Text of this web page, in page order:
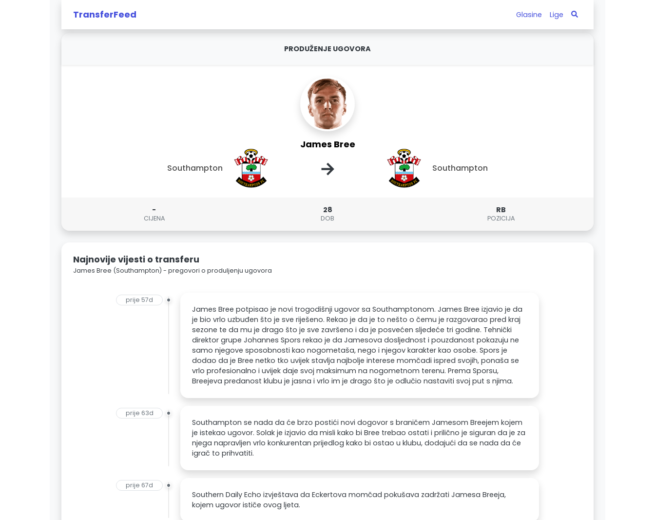
TransferFeed Glasine Lige
PRODUŽENJE UGOVORA
James Bree
Southampton → Southampton
-
CIJENA
28
DOB
RB
POZICIJA
Najnovije vijesti o transferu
James Bree (Southampton) - pregovori o produljenju ugovora
prije 57d
James Bree potpisao je novi trogodišnji ugovor sa Southamptonom. James Bree izjavio je da
je bio vrlo uzbuđen što je sve riješeno. Rekao je da je to nešto o čemu je razgovarao pred kraj
sezone te da mu je drago što je sve završeno i da je posvećen sljedeće tri godine. Tehnički
direktor grupe Johannes Spors rekao je da Jamesova dosljednost i pouzdanost pokazuju ne
samo njegove sposobnosti kao nogometaša, nego i njegov karakter kao osobe. Spors je
dodao da je Bree netko tko uvijek stavlja najbolje interese momčadi ispred svojih, ponaša se
vrlo profesionalno i uvijek daje svoj maksimum na nogometnom terenu. Prema Sporsu,
Breejeva predanost klubu je jasna i vrlo im je drago što je odlučio nastaviti svoj put s njima.
prije 63d
Southampton se nada da će brzo postići novi dogovor s braničem Jamesom Breejem kojem
je istekao ugovor. Solak je izjavio da misli kako bi Bree trebao ostati i prilično je siguran da je za
njega napravljen vrlo konkurentan prijedlog kako bi ostao u klubu, dodajući da se nada da će
igrač to prihvatiti.
prije 67d
Southern Daily Echo izvještava da Eckertova momčad pokušava zadržati Jamesa Breeja,
kojem ugovor ističe ovog ljeta.